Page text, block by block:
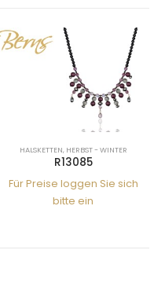
HALSKETTEN, HERBST - WINTER
R13085
Für Preise loggen Sie sich
bitte ein